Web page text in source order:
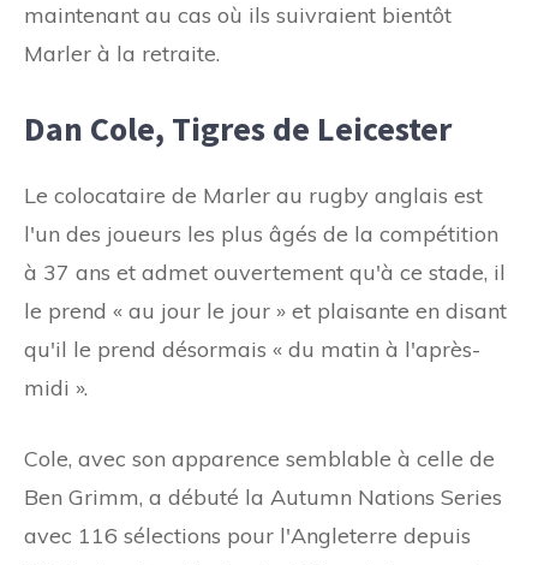
maintenant au cas où ils suivraient bientôt
Marler à la retraite.
Dan Cole, Tigres de Leicester
Le colocataire de Marler au rugby anglais est
l'un des joueurs les plus âgés de la compétition
à 37 ans et admet ouvertement qu'à ce stade, il
le prend « au jour le jour » et plaisante en disant
qu'il le prend désormais « du matin à l'après-
midi ».
Cole, avec son apparence semblable à celle de
Ben Grimm, a débuté la Autumn Nations Series
avec 116 sélections pour l'Angleterre depuis